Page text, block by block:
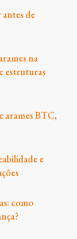
de
na
estruturas
arames BTC,
e
como